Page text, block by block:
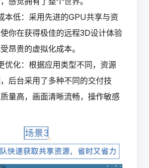
本低：采用先进的GPU共享与资
你在获得极佳的远程3D设计体验
昂贵的虚拟化成本。
优化：根据应用类型不同，资源
后台采用了多种不同的交付技
量高，画面清晰流畅，操作敏感